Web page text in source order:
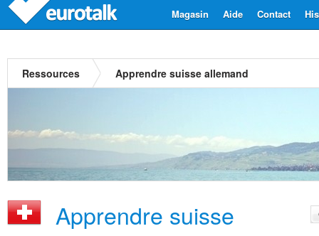
Contact
Aide
Magasin
Ressources Apprendre suisse allemand
Apprendre suisse